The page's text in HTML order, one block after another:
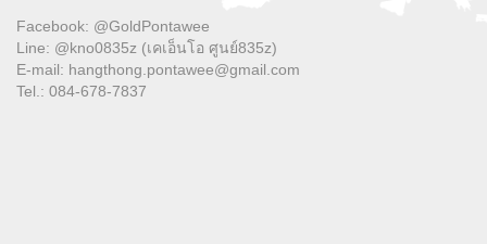
Facebook: @GoldPontawee
Line: @kno0835z (เคเอ็นโอ ศูนย์835z)
E-mail: hangthong.pontawee@gmail.com
Tel.: 084-678-7837